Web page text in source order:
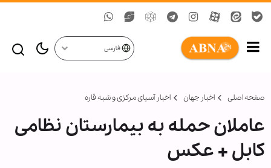
فارسی
صفحه اصلی اخبار جهان اخبار آسیای مرکزی و شبه قاره
عاملان حمله به بیمارستان نظامی
کابل + عکس